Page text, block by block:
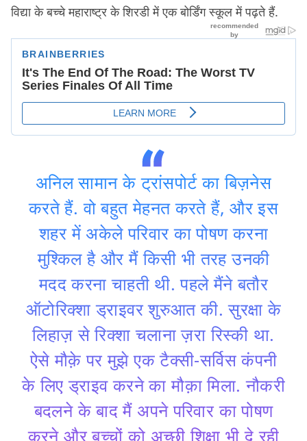
विद्या के बच्चे महाराष्ट्र के शिरडी में एक बोर्डिंग स्कूल में पढ़ते हैं.
अनिल सामान के ट्रांसपोर्ट का बिज़नेस
करते हैं. वो बहुत मेहनत करते हैं, और इस
शहर में अकेले परिवार का पोषण करना
मुश्किल है और मैं किसी भी तरह उनकी
मदद करना चाहती थी. पहले मैंने बतौर
ऑटोरिक्शा ड्राइवर शुरुआत की. सुरक्षा के
लिहाज़ से रिक्शा चलाना ज़रा रिस्की था.
ऐसे मौक़े पर मुझे एक टैक्सी-सर्विस कंपनी
के लिए ड्राइव करने का मौक़ा मिला. नौकरी
बदलने के बाद मैं अपने परिवार का पोषण
करने और बच्चों को अच्छी शिक्षा भी दे रही